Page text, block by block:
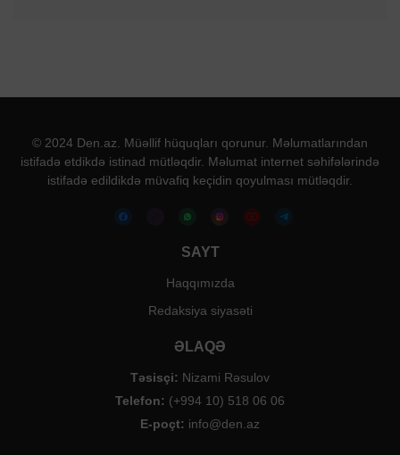
© 2024 Den.az. Müəllif hüquqları qorunur. Məlumatlarından
istifadə etdikdə istinad mütləqdir. Məlumat internet səhifələrində
istifadə edildikdə müvafiq keçidin qoyulması mütləqdir.
SAYT
Haqqımızda
Redaksiya siyasəti
ƏLAQƏ
Təsisçi: Nizami Rəsulov
Telefon: (+994 10) 518 06 06
E-poçt: info@den.az